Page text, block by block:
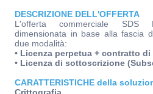
DESCRIZIONE DELL'OFFERTA
L'offerta commerciale SDS
dimensionata in base alla fascia
due modalità:
• Licenza perpetua + contratto
• Licenza di sottoscrizione
CARATTERISTICHE della